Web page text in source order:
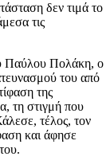
δεν τιμά το
τις
Παύλου Πολάκη, ο
του από
της
τη στιγμή που
τέλος, τον
και άφησε